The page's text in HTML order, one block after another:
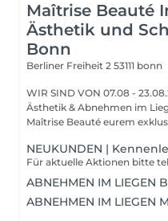
Maîtrise Beauté
Ästhetik und
Bonn
Berliner Freiheit 2 53111 bonn
WIR SIND VON 07.08 - 23.08.26 IM
Ästhetik & Abnehmen im Liegen Bonn
Maîtrise Beauté
NEUKUNDEN |
Für aktuelle Aktionen bitte
ABNEHMEN IM LIEGEN
ABNEHMEN IM LIEGEN